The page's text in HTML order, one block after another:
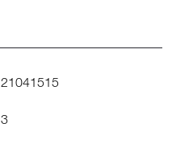
21041515
3